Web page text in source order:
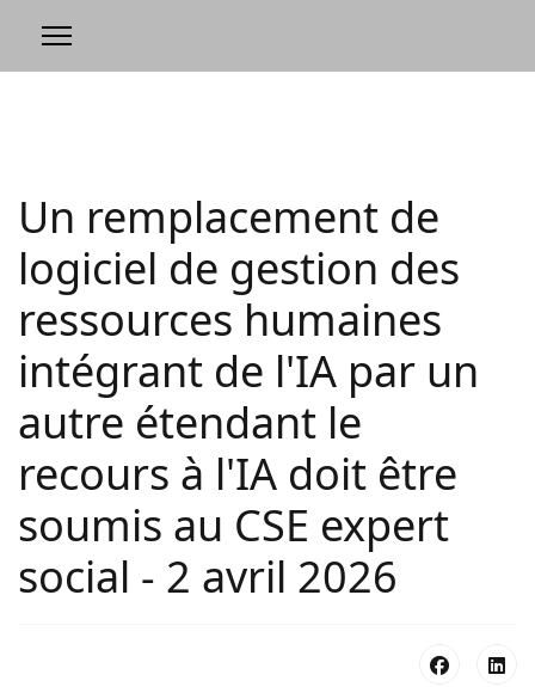
Un remplacement de
logiciel de gestion des
ressources humaines
intégrant de l'IA par un
autre étendant le
recours à l'IA doit être
soumis au CSE expert
social - 2 avril 2026